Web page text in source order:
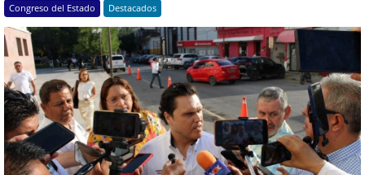
Congreso del Estado Destacados